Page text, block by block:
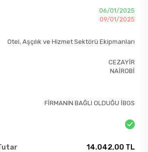
06/01/2025
09/01/2025
Otel, Aşçılık ve Hizmet Sektörü Ekipmanları
CEZAYİR
NAİROBİ
FİRMANIN BAĞLI OLDUĞU İBGS
14.042,00 TL